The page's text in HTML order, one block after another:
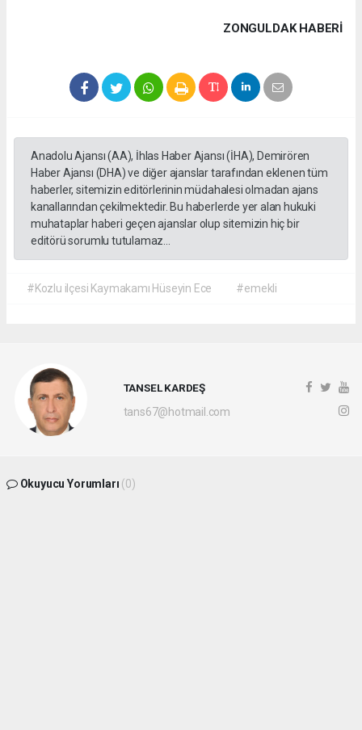
ZONGULDAK HABERİ
Anadolu Ajansı (AA), İhlas Haber Ajansı (İHA), Demirören
Haber Ajansı (DHA) ve diğer ajanslar tarafından eklenen tüm
haberler, sitemizin editörlerinin müdahalesi olmadan ajans
kanallarından çekilmektedir. Bu haberlerde yer alan hukuki
muhataplar haberi geçen ajanslar olup sitemizin hiç bir
editörü sorumlu tutulamaz...
#Kozlu ilçesi Kaymakamı Hüseyin Ece #emekli
TANSEL KARDEŞ
tans67@hotmail.com
Okuyucu Yorumları (0)